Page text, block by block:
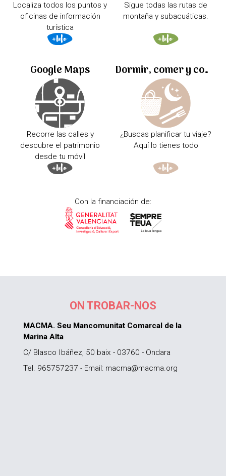
Localiza todos los puntos y
oficinas de información
turística
Sigue todas las rutas de
montaña y subacuáticas.
Google Maps
Recorre las calles y
descubre el patrimonio
desde tu móvil
Dormir, comer y comprar
¿Buscas planificar tu viaje?
Aquí lo tienes todo
Con la financiación de:
ON TROBAR-NOS
MACMA. Seu Mancomunitat Comarcal de la
Marina Alta
C/ Blasco Ibáñez, 50 baix - 03760 - Ondara
Tel. 965757237 - Email: macma@macma.org